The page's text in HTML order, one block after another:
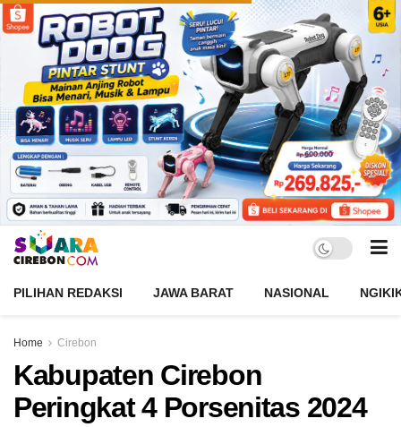
PILIHAN REDAKSI JAWA BARAT NASIONAL
Home Cirebon
Kabupaten Cirebon
Peringkat 4 Porsenitas 2024